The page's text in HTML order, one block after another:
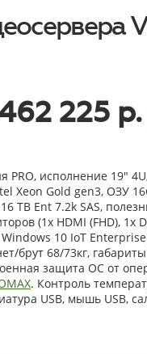
225 р.
PRO, исполнение 19"
Xeon Gold gen3, ОЗУ
TB Ent 7.2k SAS,
(1x HDMI (FHD), 1x
10 IoT
брут 68/73кг,
защита ОС от
. Контроль
USB, мышь USB,